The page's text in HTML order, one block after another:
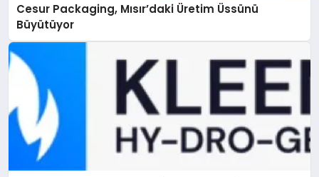
Cesur Packaging, Mısır’daki Üretim Üssünü
Büyütüyor